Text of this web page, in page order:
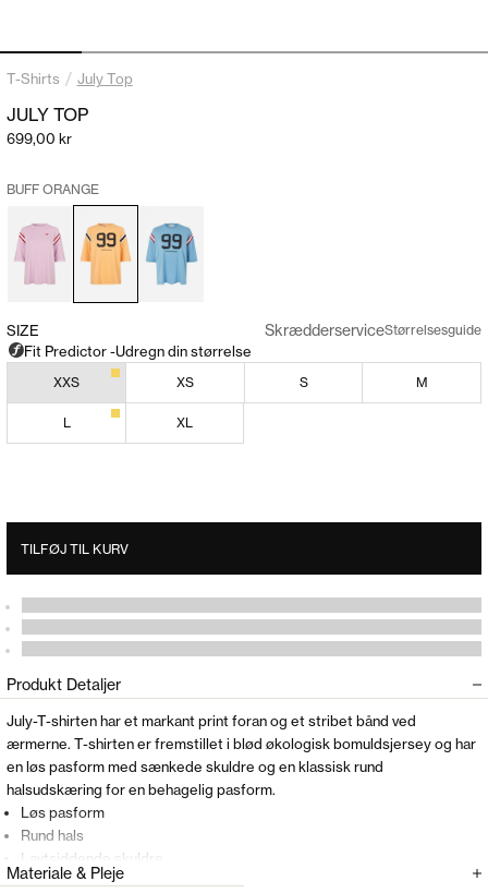
T-Shirts / July Top
JULY TOP
Salgspris
699,00 kr
BUFF ORANGE
SIZE SkrædderserviceStørrelsesguide
XXS XS S M
L XL
TILFØJ TIL KURV
Produkt Detaljer
July-T-shirten har et markant print foran og et stribet bånd ved
ærmerne. T-shirten er fremstillet i blød økologisk bomuldsjersey og har
en løs pasform med sænkede skuldre og en klassisk rund
halsudskæring for en behagelig pasform.
Løs pasform
Rund hals
Lavtsiddende skuldre
Stribet bånd ved ærmerne
Materiale & Pleje